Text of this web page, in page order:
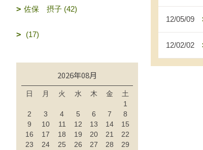
12/05/09
12/02/02
佐保 摂子 (42)
(17)
2026年08月
日 月 火 水 木 金
土
1
2
3 4 5 6 7
8
9
10 11 12 13 14
15
16
17 18 19 20 21
22
23
24 25 26 27 28
29